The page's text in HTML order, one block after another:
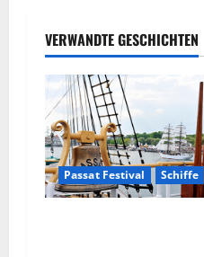
VERWANDTE GESCHICHTEN
Passat Festival Schiffe